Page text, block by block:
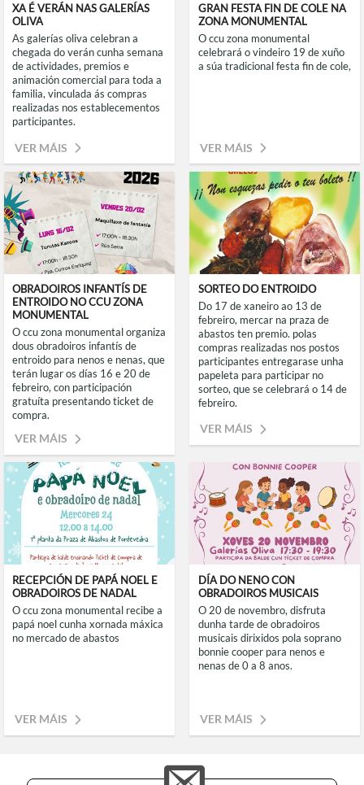
XA É VERÁN NAS GALERÍAS
OLIVA
as galerías oliva celebran a
chegada do verán cunha semana
de actividades, premios e
animación comercial para toda a
familia, vinculada ás compras
realizadas nos establecementos
participantes.
VER MÁIS
GRAN FESTA FIN DE COLE NA
ZONA MONUMENTAL
o ccu zona monumental
celebrará o vindeiro 19 de xuño
a súa tradicional festa fin de cole,
VER MÁIS
OBRADOIROS INFANTÍS DE
ENTROIDO NO CCU ZONA
MONUMENTAL
o ccu zona monumental organiza
dous obradoiros infantís de
entroido para nenos e nenas, que
terán lugar os días 16 e 20 de
febreiro, con participación
gratuíta presentando ticket de
compra.
VER MÁIS
SORTEO DO ENTROIDO
do 17 de xaneiro ao 13 de
febreiro, mercar na praza de
abastos ten premio. polas
compras realizadas nos postos
participantes entregarase unha
papeleta para participar no
sorteo, que se celebrará o 14 de
febreiro.
VER MÁIS
RECEPCIÓN DE PAPÁ NOEL E
OBRADOIROS DE NADAL
o ccu zona monumental recibe a
papá noel cunha xornada máxica
no mercado de abastos
VER MÁIS
DÍA DO NENO CON
OBRADOIROS MUSICAIS
o 20 de novembro, disfruta
dunha tarde de obradoiros
musicais dirixidos pola soprano
bonnie cooper para nenos e
nenas de 0 a 8 anos.
VER MÁIS